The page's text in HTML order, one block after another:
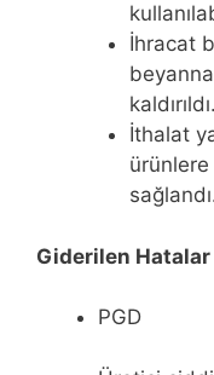
İhracat
kaldırıldı.
İthalat
Giderilen Hatalar
PGD